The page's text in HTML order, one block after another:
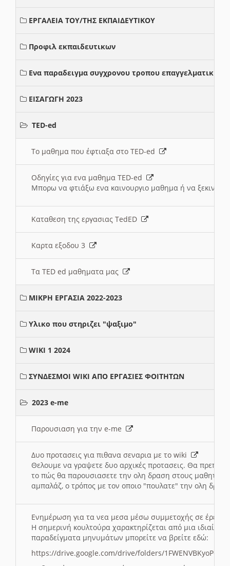
ΕΡΓΑΛΕΙΑ ΤΟΥ/ΤΗΣ ΕΚΠΑΙΔΕΥΤΙΚΟΥ
Προφιλ εκπαιδευτικων
Ενα παραδειγμα συγχρονου τροπου επαγγελματικης
ΕΙΣΑΓΩΓΗ 2023
TED-ed
Το μαθημα που έφτιαξα στο TED-ed
Οδηγίες για ενα μαθημα TED-ed
Μπορω να φτιάξω ενα καινουργιο μαθημα ή να
Καταθεση της εργασιας TedED
Καρτα εξοδου 3
Τα TED ed μαθηματα μας
ΜΙΚΡΗ ΕΡΓΑΣΙΑ 2022-2023
Υλικο που στηριζει "ψαξιμο"
WIKI 1 2024
ΣΥΝΔΕΣΜΟΙ WIKI ΑΠΟ ΕΡΓΑΣΙΕΣ ΦΟΙΤΗΤΩΝ
2023 e-me
Παρουσιαση για την e-me
Δυο προτασεις για πιθανα σεναρια με το wiki
Θελουμε να γραψετε δυο αρχικές προτασεις. Θα πρεπει
το πώς θα παρουσιασετε την ολη δραση στους μαθητες
αμπαλάζ, ο τρόπος με τον οποιο "πουλατε" την ολη
Ενημέρωση για τα νεα μεσα μέσω συμμετοχής σε
Η σημερινή κουλτούρα χαρακτηρίζεται από μια
παραδείγματα μηνυμάτων μπορείτε να βρείτε εδώ:
https://drive.google.com/drive/folders/